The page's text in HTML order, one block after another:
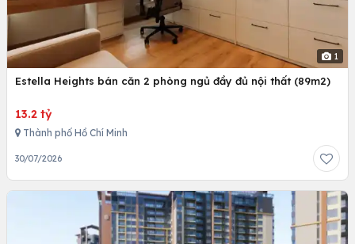
1
Estella Heights bán căn 2 phòng ngủ đầy đủ nội thất (89m2)
13.2 tỷ
Thành phố Hồ Chí Minh
30/07/2026